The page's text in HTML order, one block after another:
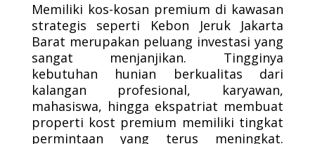
Memiliki kos-kosan premium di kawasan
strategis seperti Kebon Jeruk Jakarta
Barat merupakan peluang investasi yang
sangat menjanjikan. Tingginya
kebutuhan hunian berkualitas dari
kalangan profesional, karyawan,
mahasiswa, hingga ekspatriat membuat
properti kost premium memiliki tingkat
permintaan yang terus meningkat.